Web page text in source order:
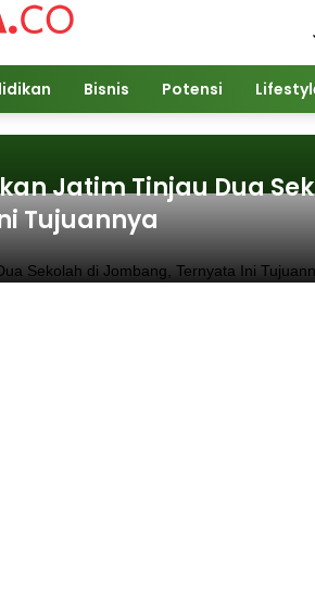
Bisnis Potensi
Jatim Tinjau Dua
Tujuannya